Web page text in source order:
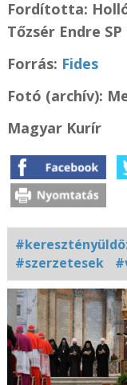
Fordította:
Tőzsér Endre
Forrás: Fides
Fotó (archív):
Magyar Kurír
#szerzetesek
Kapcsolódó
fotógaléria